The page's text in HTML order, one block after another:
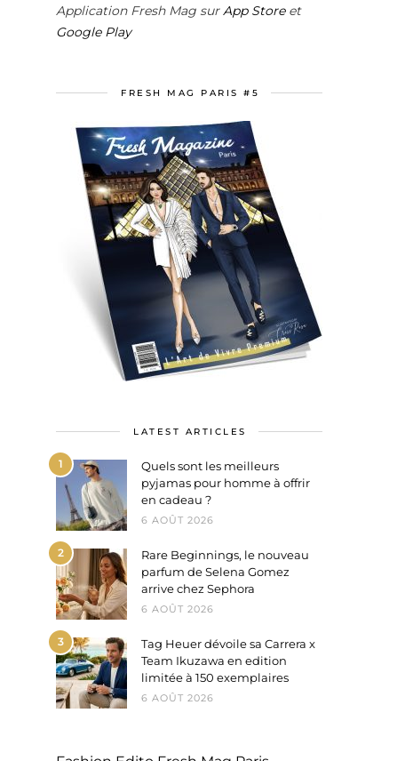
Application Fresh Mag surApp Storeet
Google Play
FRESH MAG PARIS #5
LATEST ARTICLES
1
Quels sont les meilleurs
pyjamas pour homme à offrir
en cadeau ?
6 AOÛT 2026
2
Rare Beginnings, le nouveau
parfum de Selena Gomez
arrive chez Sephora
6 AOÛT 2026
3
Tag Heuer dévoile sa Carrera x
Team Ikuzawa en edition
limitée à 150 exemplaires
6 AOÛT 2026